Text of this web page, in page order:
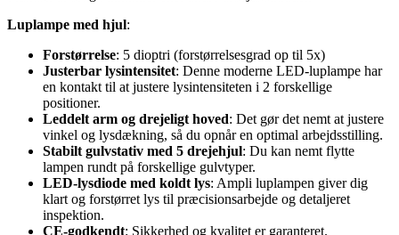
Luplampe med hjul:
Forstørrelse: 5 dioptri (forstørrelsesgrad op til 5x)
Justerbar lysintensitet: Denne moderne LED-luplampe har
en kontakt til at justere lysintensiteten i 2 forskellige
positioner.
Leddelt arm og drejeligt hoved: Det gør det nemt at justere
vinkel og lysdækning, så du opnår en optimal arbejdsstilling.
Stabilt gulvstativ med 5 drejehjul: Du kan nemt flytte
lampen rundt på forskellige gulvtyper.
LED-lysdiode med koldt lys: Ampli luplampen giver dig
klart og forstørret lys til præcisionsarbejde og detaljeret
inspektion.
CE-godkendt: Sikkerhed og kvalitet er garanteret.